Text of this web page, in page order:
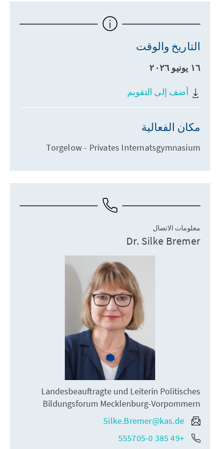
التاريخ والوقت
١٦ يونيو ٢٠٢٦
أضف إلى التقويم
مكان الفعالية
Torgelow - Privates Internatsgymnasium
معلومات الاتصال
Dr. Silke Bremer
Landesbeauftragte und Leiterin Politisches
Bildungsforum Mecklenburg-Vorpommern
Silke.Bremer@kas.de
+49 385 555705-0